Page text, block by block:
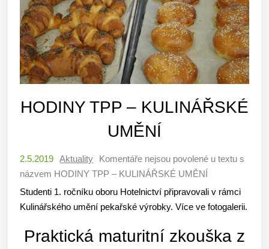
HODINY TPP – KULINÁŘSKÉ
UMĚNÍ
2.5.2019 Aktuality Komentáře nejsou povolené u textu s
názvem HODINY TPP – KULINÁŘSKÉ UMĚNÍ
Studenti 1. ročníku oboru Hotelnictví připravovali v rámci
Kulinářského umění pekařské výrobky. Více ve fotogalerii.
Praktická maturitní zkouška z